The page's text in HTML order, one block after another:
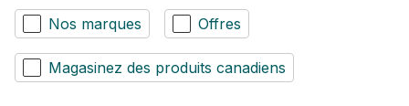
Nos marques Offres
Magasinez des produits canadiens